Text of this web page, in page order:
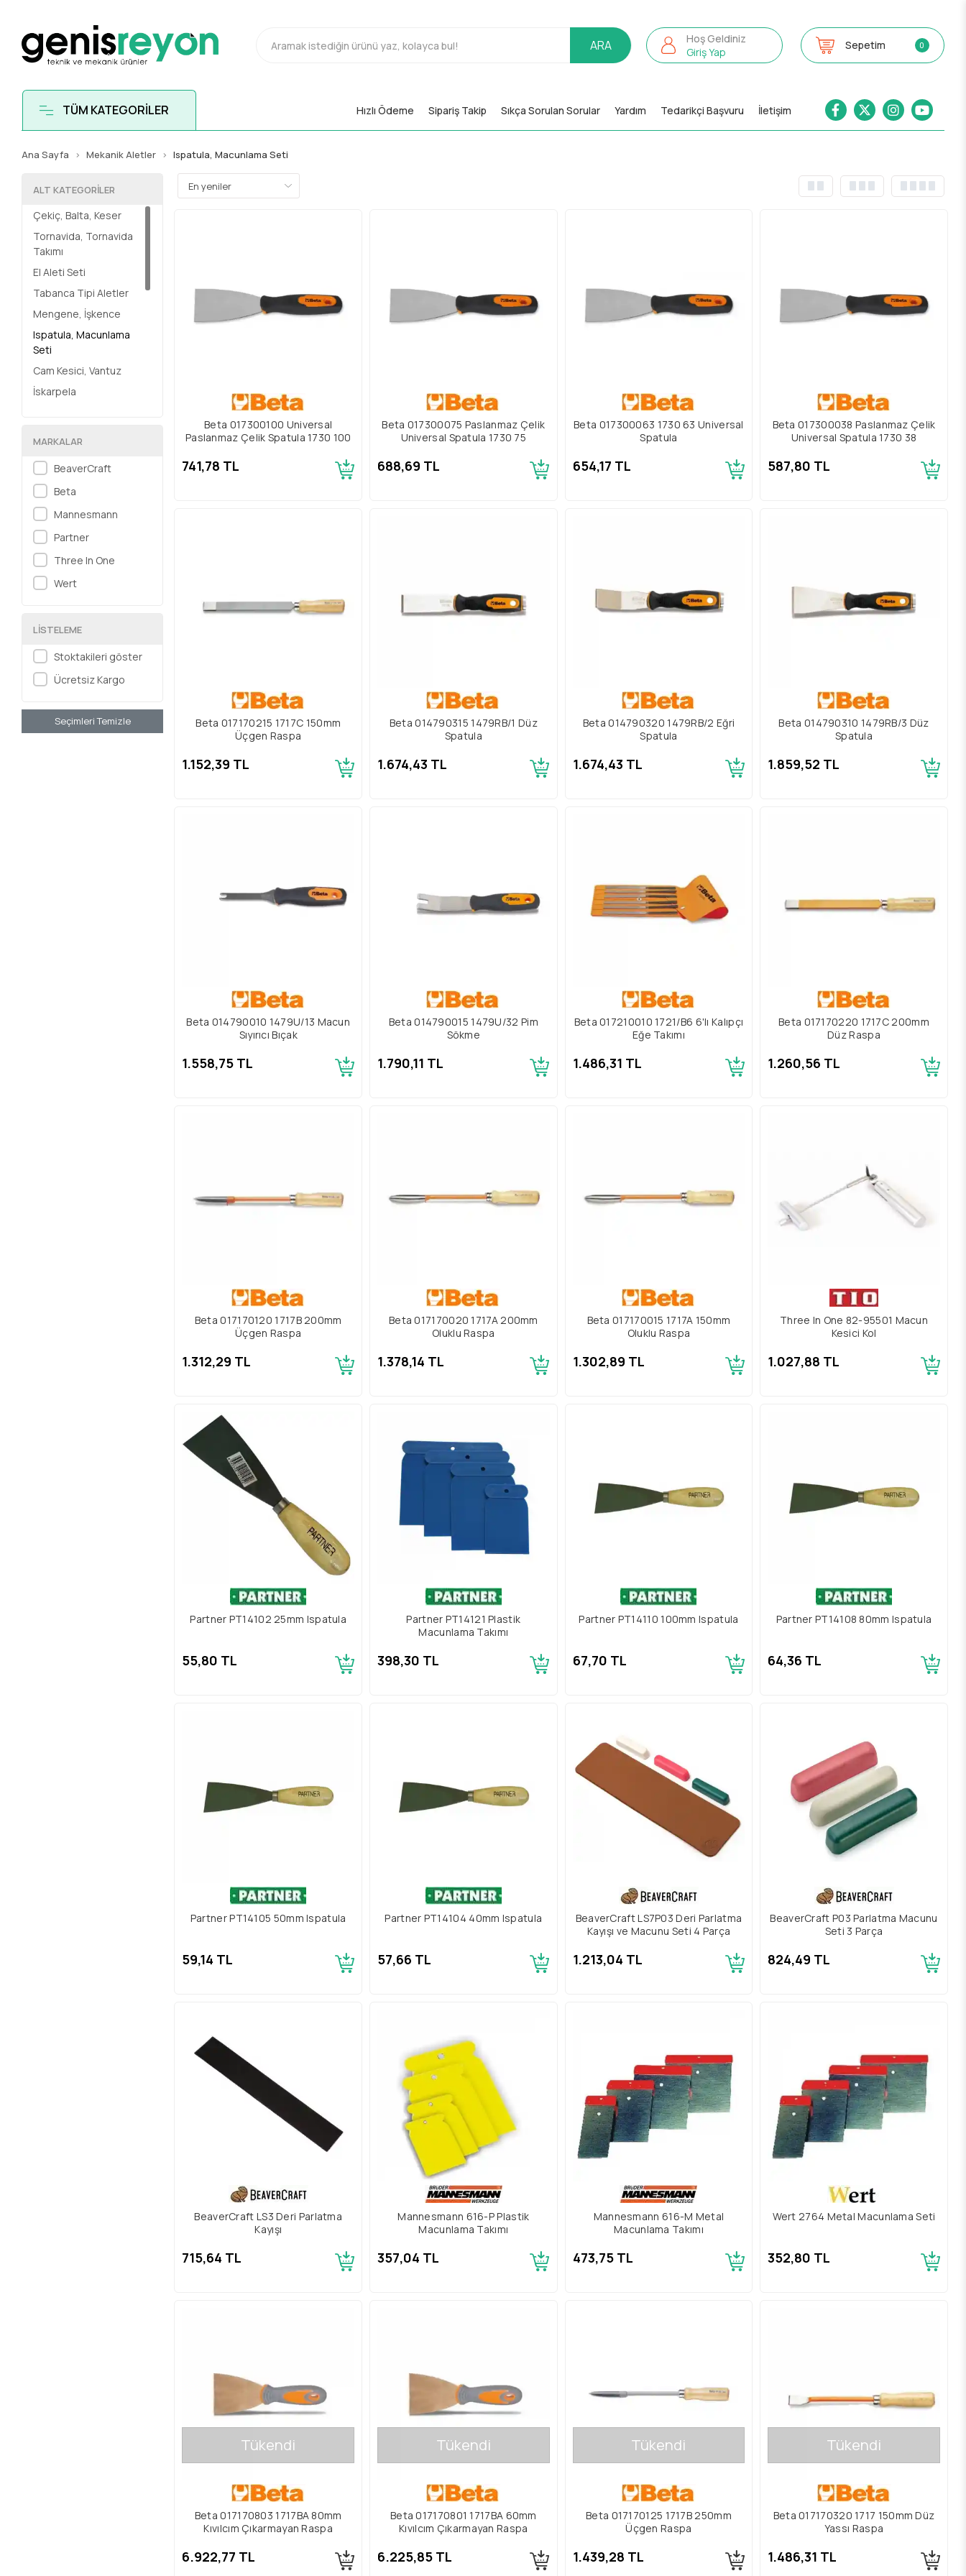
ARA
Hoş Geldiniz
Giriş Yap
Sepetim 0
TÜM KATEGORİLER Hızlı Ödeme Sipariş Takip Sıkça Sorulan Sorular Yardım Tedarikçi Başvuru İletişim
Ana Sayfa Mekanik Aletler Ispatula, Macunlama Seti
ALT KATEGORILER
Çekiç, Balta, Keser
Tornavida, Tornavida
Takımı
El Aleti Seti
Tabanca Tipi Aletler
Mengene, İşkence
Ispatula, Macunlama
Seti
Cam Kesici, Vantuz
İskarpela
Anahtar Takımı
Lokma, Lokma Takımı
Pala, Demir Testere
Klavuz Pafta
Çakma Harf, Delik
Zımba
Cımbız
Eğe ve Bileme
Bükme El Aleti
MARKALAR
BeaverCraft
Beta
Mannesmann
Partner
Three In One
Wert
LISTELEME
Stoktakileri göster
Ücretsiz Kargo
Seçimleri Temizle
Beta 017300100 Universal
Paslanmaz Çelik Spatula 1730 100
741,78 TL
Beta 017300075 Paslanmaz Çelik
Universal Spatula 1730 75
688,69 TL
Beta 017300063 1730 63 Universal
Spatula
654,17 TL
Beta 017300038 Paslanmaz Çelik
Universal Spatula 1730 38
587,80 TL
Beta 017170215 1717C 150mm
Üçgen Raspa
1.152,39 TL
Beta 014790315 1479RB/1 Düz
Spatula
1.674,43 TL
Beta 014790320 1479RB/2 Eğri
Spatula
1.674,43 TL
Beta 014790310 1479RB/3 Düz
Spatula
1.859,52 TL
Beta 014790010 1479U/13 Macun
Sıyırıcı Bıçak
1.558,75 TL
Beta 014790015 1479U/32 Pim
Sökme
1.790,11 TL
Beta 017210010 1721/B6 6'lı Kalıpçı
Eğe Takımı
1.486,31 TL
Beta 017170220 1717C 200mm
Düz Raspa
1.260,56 TL
Beta 017170120 1717B 200mm
Üçgen Raspa
1.312,29 TL
Beta 017170020 1717A 200mm
Oluklu Raspa
1.378,14 TL
Beta 017170015 1717A 150mm
Oluklu Raspa
1.302,89 TL
Three In One 82-95501 Macun
Kesici Kol
1.027,88 TL
Partner PT14102 25mm Ispatula
55,80 TL
Partner PT14121 Plastik
Macunlama Takımı
398,30 TL
Partner PT14110 100mm Ispatula
67,70 TL
Partner PT14108 80mm Ispatula
64,36 TL
Partner PT14105 50mm Ispatula
59,14 TL
Partner PT14104 40mm Ispatula
57,66 TL
BeaverCraft LS7P03 Deri Parlatma
Kayışı ve Macunu Seti 4 Parça
1.213,04 TL
BeaverCraft P03 Parlatma Macunu
Seti 3 Parça
824,49 TL
BeaverCraft LS3 Deri Parlatma
Kayışı
715,64 TL
Mannesmann 616-P Plastik
Macunlama Takımı
357,04 TL
Mannesmann 616-M Metal
Macunlama Takımı
473,75 TL
Wert 2764 Metal Macunlama Seti
352,80 TL
Tükendi
Beta 017170803 1717BA 80mm
Kıvılcım Çıkarmayan Raspa
6.922,77 TL
Tükendi
Beta 017170801 1717BA 60mm
Kıvılcım Çıkarmayan Raspa
6.225,85 TL
Tükendi
Beta 017170125 1717B 250mm
Üçgen Raspa
1.439,28 TL
Tükendi
Beta 017170320 1717 150mm Düz
Yassı Raspa
1.486,31 TL